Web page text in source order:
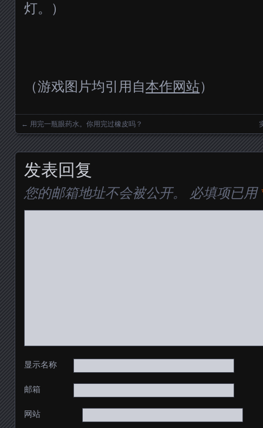
灯。）
（游戏图片均引用自本作网站）
Posts navigation
← 用完一瓶眼药水。你用完过橡皮吗？
发表回复
您的邮箱地址不会被公开。 必填项已用
显示名称
邮箱
网站